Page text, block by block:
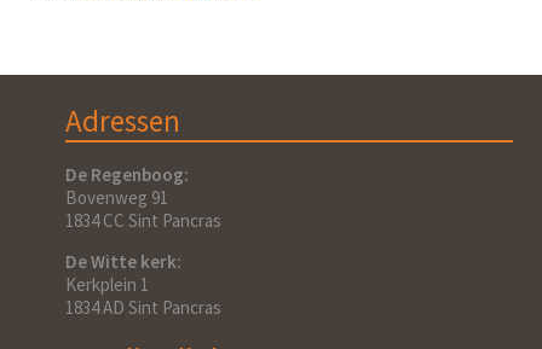
Adressen
De Regenboog:
Bovenweg 91
1834 CC Sint Pancras
De Witte kerk:
Kerkplein 1
1834 AD Sint Pancras